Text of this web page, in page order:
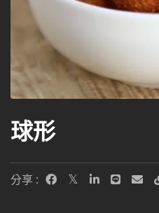
球形
分享 :